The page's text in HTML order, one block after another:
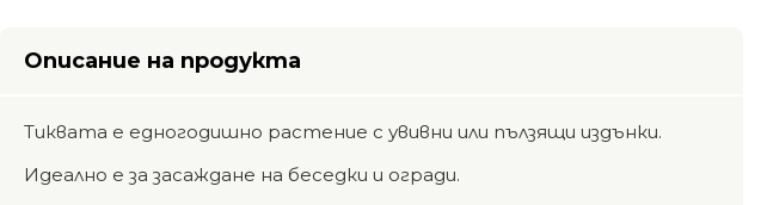
Описание на продукта
Тиквата е едногодишно растение с увивни или пълзящи издънки.
Идеално е за засаждане на беседки и огради.